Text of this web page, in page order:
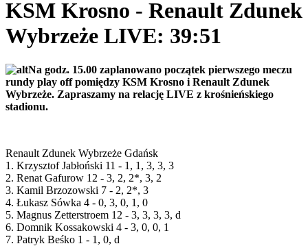
KSM Krosno - Renault Zdunek
Wybrzeże LIVE: 39:51
Na godz. 15.00 zaplanowano początek pierwszego meczu
rundy play off pomiędzy KSM Krosno i Renault Zdunek
Wybrzeże. Zapraszamy na relację LIVE z krośnieńskiego
stadionu.
Renault Zdunek Wybrzeże Gdańsk
1. Krzysztof Jabłoński 11 - 1, 1, 3, 3, 3
2. Renat Gafurow 12 - 3, 2, 2*, 3, 2
3. Kamil Brzozowski 7 - 2, 2*, 3
4. Łukasz Sówka 4 - 0, 3, 0, 1, 0
5. Magnus Zetterstroem 12 - 3, 3, 3, 3, d
6. Domnik Kossakowski 4 - 3, 0, 0, 1
7. Patryk Beśko 1 - 1, 0, d